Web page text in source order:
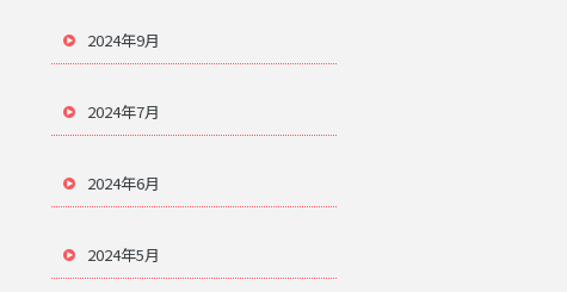
2024年9月
2024年7月
2024年6月
2024年5月